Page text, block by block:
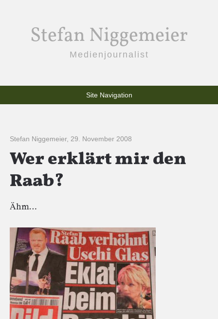
Stefan Niggemeier
Medienjournalist
Site Navigation
Stefan Niggemeier, 29. November 2008
Wer erklärt mir den
Raab?
Ähm…